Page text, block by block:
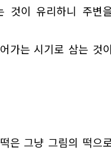
것이 유리하니 주변
가는 시기로 삼는 것이
은 그냥 그림의 떡으